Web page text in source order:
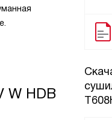
W HDB